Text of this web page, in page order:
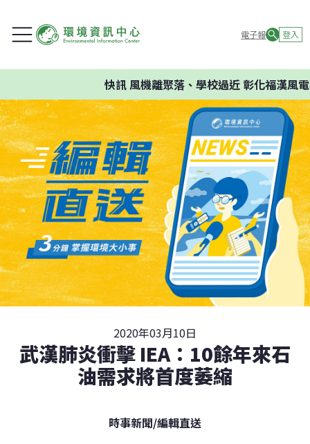
電子報 登入
快訊風機離聚落、學校過近 彰化福漢風電
2020年03月10日
武漢肺炎衝擊 IEA：10餘年來石
油需求將首度萎縮
時事新聞/編輯直送